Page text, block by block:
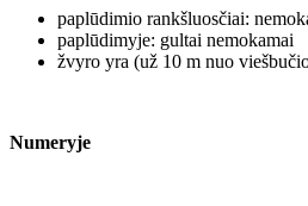
paplūdimio rankšluosčiai:
paplūdimyje: gultai nemokamai
žvyro yra (už 10 m nuo
Numeryje